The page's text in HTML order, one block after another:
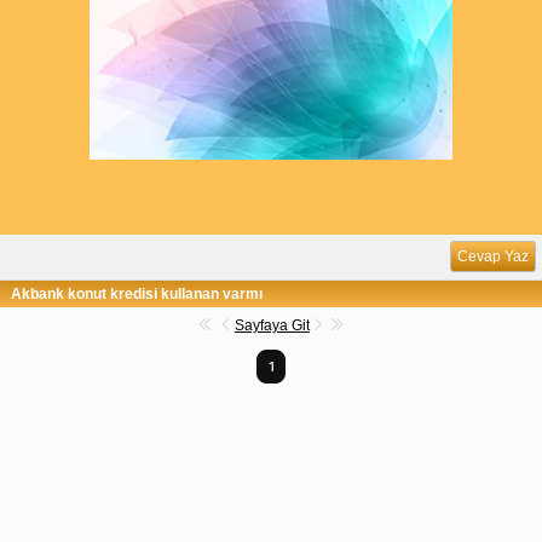
Cevap Yaz
Akbank konut kredisi kullanan varmı
Sayfaya Git
1